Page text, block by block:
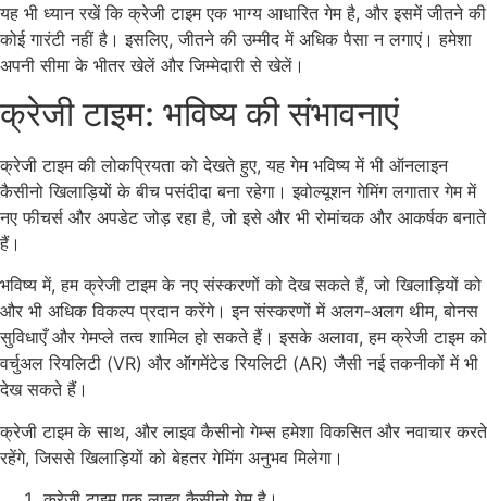
यह भी ध्यान रखें कि क्रेजी टाइम एक भाग्य आधारित गेम है, और इसमें जीतने की
कोई गारंटी नहीं है। इसलिए, जीतने की उम्मीद में अधिक पैसा न लगाएं। हमेशा
अपनी सीमा के भीतर खेलें और जिम्मेदारी से खेलें।
क्रेजी टाइम: भविष्य की संभावनाएं
क्रेजी टाइम की लोकप्रियता को देखते हुए, यह गेम भविष्य में भी ऑनलाइन
कैसीनो खिलाड़ियों के बीच पसंदीदा बना रहेगा। इवोल्यूशन गेमिंग लगातार गेम में
नए फीचर्स और अपडेट जोड़ रहा है, जो इसे और भी रोमांचक और आकर्षक बनाते
हैं।
भविष्य में, हम क्रेजी टाइम के नए संस्करणों को देख सकते हैं, जो खिलाड़ियों को
और भी अधिक विकल्प प्रदान करेंगे। इन संस्करणों में अलग-अलग थीम, बोनस
सुविधाएँ और गेमप्ले तत्व शामिल हो सकते हैं। इसके अलावा, हम क्रेजी टाइम को
वर्चुअल रियलिटी (VR) और ऑगमेंटेड रियलिटी (AR) जैसी नई तकनीकों में भी
देख सकते हैं।
क्रेजी टाइम के साथ, और लाइव कैसीनो गेम्स हमेशा विकसित और नवाचार करते
रहेंगे, जिससे खिलाड़ियों को बेहतर गेमिंग अनुभव मिलेगा।